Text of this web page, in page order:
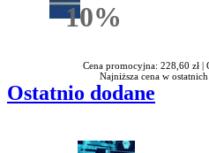
10%Rabatu
Cena promocyjna: 228,60 zł |
Najniższa cena w
Ostatnio dodane